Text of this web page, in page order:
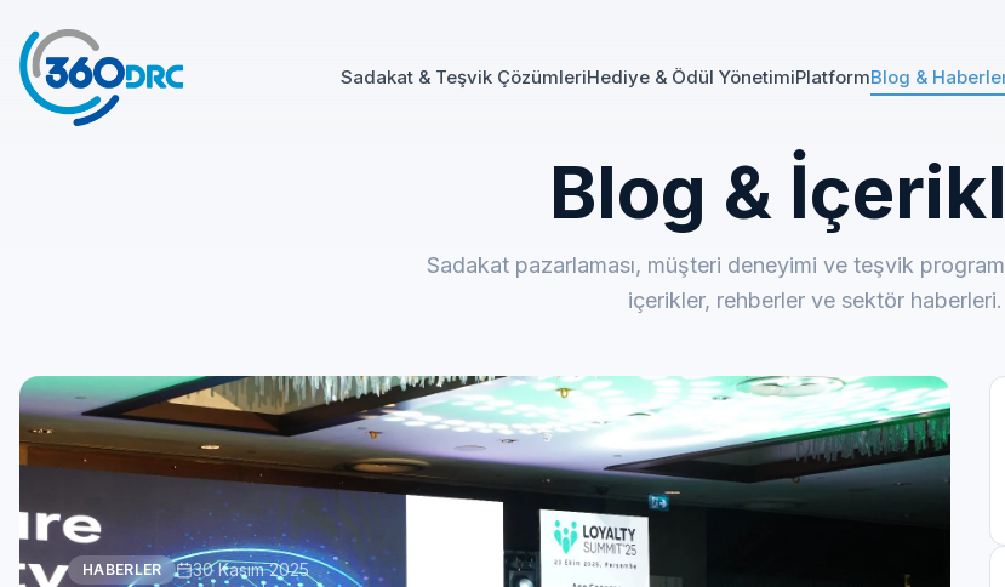
Sadakat & Teşvik ÇözümleriHediye & Ödül YönetimiPlatformBlog &
Blog &
Sadakat pazarlaması, müşteri deneyimi ve teşvik
içerikler, rehberler ve sektör haberleri.
HABERLER 30 Kasım 2025